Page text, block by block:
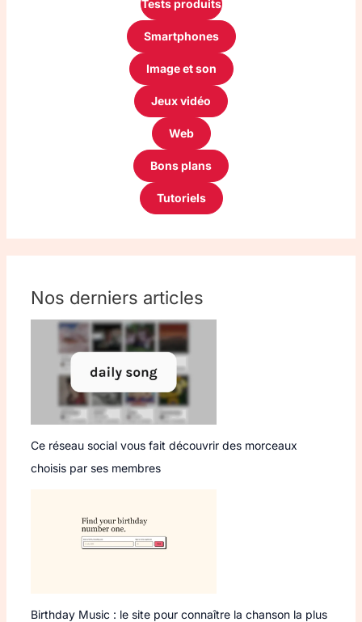
Tests produits
Smartphones
Image et son
Jeux vidéo
Web
Bons plans
Tutoriels
Nos derniers articles
Ce réseau social vous fait découvrir des morceaux
choisis par ses membres
Birthday Music : le site pour connaître la chanson la plus